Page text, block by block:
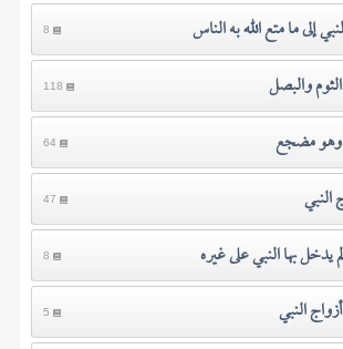
إلى ما متع الله به الناس 8
والبصل 118
وهو مضجع 64
47
بها النبي على غيره 8
النبي 5